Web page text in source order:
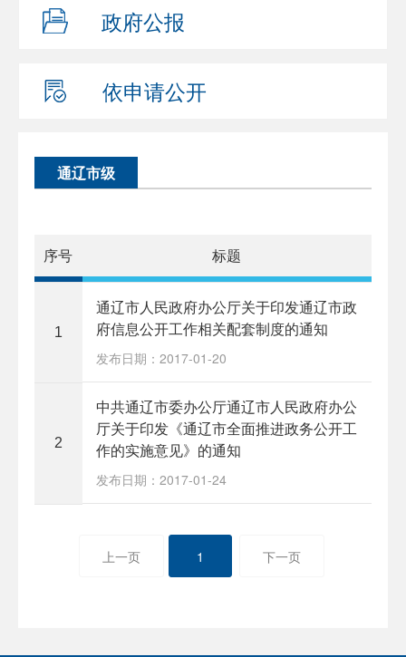
政府公报
依申请公开
通辽市级
序号 标题
1
通辽市人民政府办公厅关于印发通辽市政
府信息公开工作相关配套制度的通知
发布日期：2017-01-20
2
中共通辽市委办公厅通辽市人民政府办公
厅关于印发《通辽市全面推进政务公开工
作的实施意见》的通知
发布日期：2017-01-24
上一页 1 下一页